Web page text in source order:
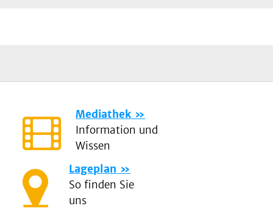
Mediathek
Information und
Wissen
Lageplan
So finden Sie
uns